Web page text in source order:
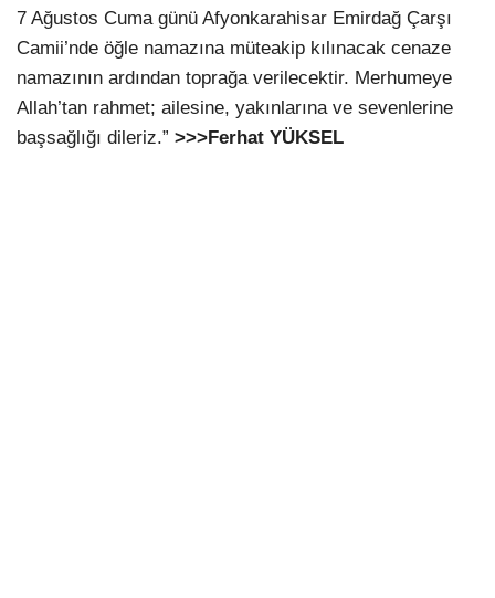
7 Ağustos Cuma günü Afyonkarahisar Emirdağ Çarşı
Camii’nde öğle namazına müteakip kılınacak cenaze
namazının ardından toprağa verilecektir. Merhumeye
Allah’tan rahmet; ailesine, yakınlarına ve sevenlerine
başsağlığı dileriz.” >>>Ferhat YÜKSEL